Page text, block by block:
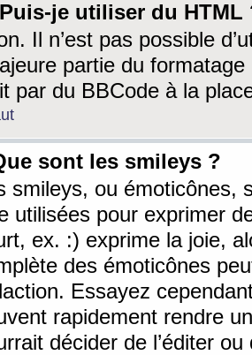
je utiliser du HTML
Il n’est pas possible
partie du
par du BBCode à la
sont les smileys ?
smileys, ou émoticônes,
utilisées pour exprimer
ex. :) exprime la joie,
des émoticônes
Essayez
rapidement rendre
décider de l’éditer